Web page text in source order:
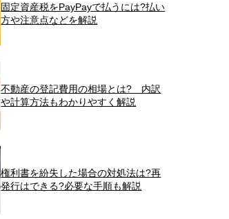
固定資産税をPayPayで払うには?払い
方や注意点などを解説
不動産の登記費用の相場とは? 内訳
や計算方法もわかりやすく解説
権利書を紛失した場合の対処法は?再
発行はできる?必要な手順も解説